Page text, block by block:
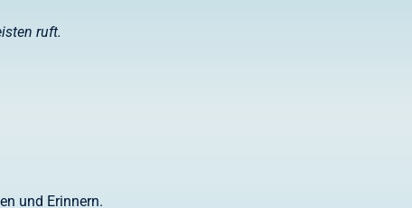
ruft.
und Erinnern.